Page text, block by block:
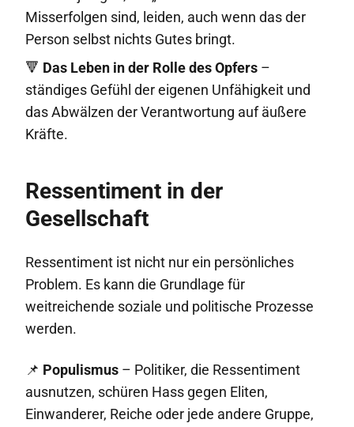
Misserfolgen sind, leiden, auch wenn das der
Person selbst nichts Gutes bringt.
🔻 Das Leben in der Rolle des Opfers –
ständiges Gefühl der eigenen Unfähigkeit und
das Abwälzen der Verantwortung auf äußere
Kräfte.
Ressentiment in der
Gesellschaft
Ressentiment ist nicht nur ein persönliches
Problem. Es kann die Grundlage für
weitreichende soziale und politische Prozesse
werden.
📌 Populismus – Politiker, die Ressentiment
ausnutzen, schüren Hass gegen Eliten,
Einwanderer, Reiche oder jede andere Gruppe,